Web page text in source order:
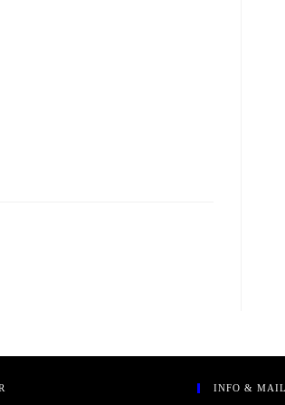
INFO & MAIL